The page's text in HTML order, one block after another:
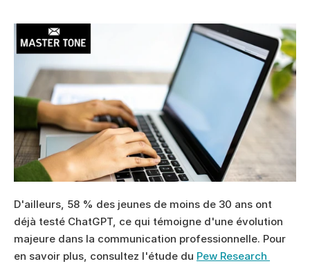
D'ailleurs, 58 % des jeunes de moins de 30 ans ont
déjà testé ChatGPT, ce qui témoigne d'une évolution
majeure dans la communication professionnelle. Pour
en savoir plus, consultez l'étude du Pew Research